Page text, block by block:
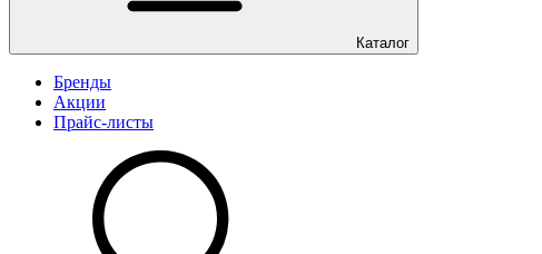
Каталог
Бренды
Акции
Прайс-листы